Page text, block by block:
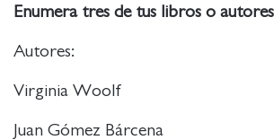
Enumera tres de tus libros o
Autores:
Virginia Woolf
Juan Gómez Bárcena